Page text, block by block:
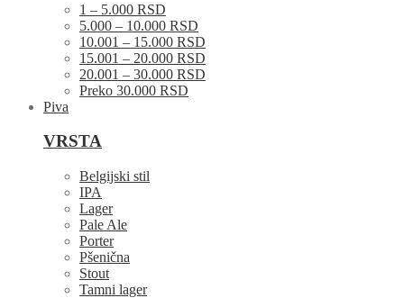
1 – 5.000 RSD
5.000 – 10.000 RSD
10.001 – 15.000 RSD
15.001 – 20.000 RSD
20.001 – 30.000 RSD
Preko 30.000 RSD
Piva
VRSTA
Belgijski stil
IPA
Lager
Pale Ale
Porter
Pšenična
Stout
Tamni lager